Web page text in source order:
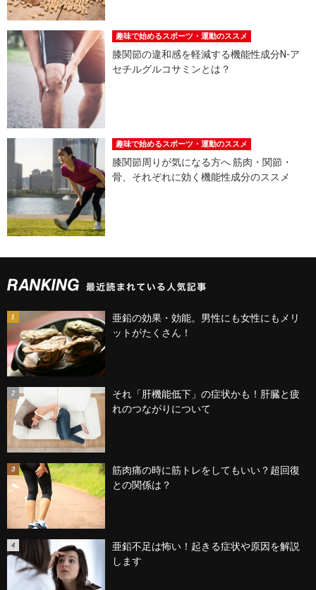
趣味で始めるスポーツ・運動のススメ
膝関節の違和感を軽減する機能性成分N-ア
セチルグルコサミンとは？
趣味で始めるスポーツ・運動のススメ
膝関節周りが気になる方へ 筋肉・関節・
骨、それぞれに効く機能性成分のススメ
亜鉛の効果・効能。男性にも女性にもメリ
ットがたくさん！
それ「肝機能低下」の症状かも！肝臓と疲
れのつながりについて
筋肉痛の時に筋トレをしてもいい？超回復
との関係は？
亜鉛不足は怖い！起きる症状や原因を解説
します